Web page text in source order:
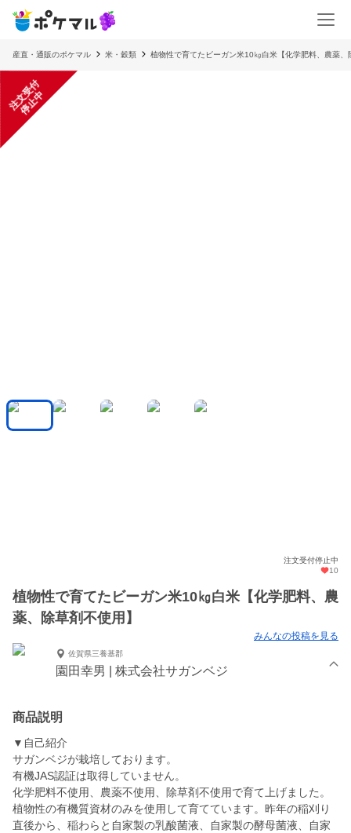
産直・通販のポケマル 米・穀類 植物性で育てたビーガン米10㎏白米【化学肥料、農薬、
注
文
受
付
停
止
中
注文受付停止中
10
植物性で育てたビーガン米10㎏白米【化学肥料、農
薬、除草剤不使用】
みんなの投稿を見る
佐賀県三養基郡
園田幸男 | 株式会社サガンベジ
商品説明
▼自己紹介
サガンベジが栽培しております。
有機JAS認証は取得していません。
化学肥料不使用、農薬不使用、除草剤不使用で育て上げました。
植物性の有機質資材のみを使用して育てています。昨年の稲刈り
直後から、稲わらと自家製の乳酸菌液、自家製の酵母菌液、自家